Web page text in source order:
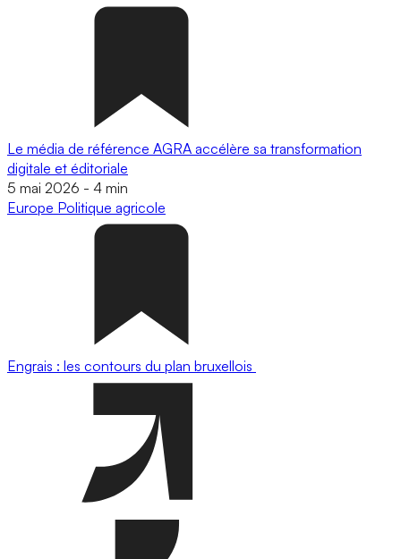
Le média de référence AGRA accélère sa transformation
digitale et éditoriale
5 mai 2026 - 4 min
Europe Politique agricole
Engrais : les contours du plan bruxellois